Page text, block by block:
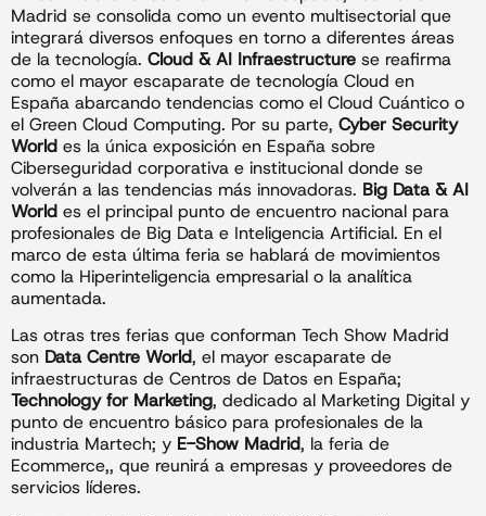
Madrid se consolida como un evento multisectorial que
integrará diversos enfoques en torno a diferentes áreas
de la tecnología. Cloud & AI Infraestructure se reafirma
como el mayor escaparate de tecnología Cloud en
España abarcando tendencias como el Cloud Cuántico o
el Green Cloud Computing. Por su parte, Cyber Security
World es la única exposición en España sobre
Ciberseguridad corporativa e institucional donde se
volverán a las tendencias más innovadoras. Big Data & AI
World es el principal punto de encuentro nacional para
profesionales de Big Data e Inteligencia Artificial. En el
marco de esta última feria se hablará de movimientos
como la Hiperinteligencia empresarial o la analítica
aumentada.
Las otras tres ferias que conforman Tech Show Madrid
son Data Centre World, el mayor escaparate de
infraestructuras de Centros de Datos en España;
Technology for Marketing, dedicado al Marketing Digital y
punto de encuentro básico para profesionales de la
industria Martech; y E-Show Madrid, la feria de
Ecommerce,, que reunirá a empresas y proveedores de
servicios líderes.